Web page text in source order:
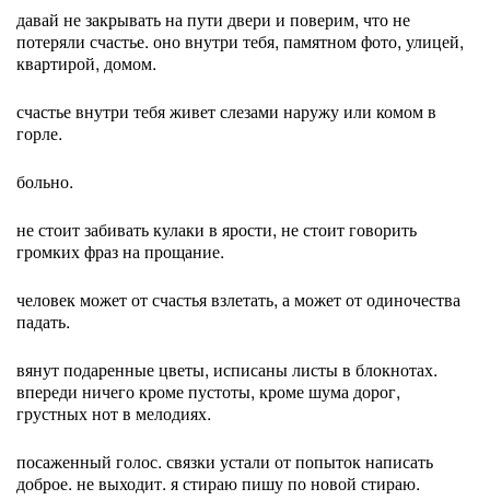
давай не закрывать на пути двери и поверим, что не
потеряли счастье. оно внутри тебя, памятном фото, улицей,
квартирой, домом.
счастье внутри тебя живет слезами наружу или комом в
горле.
больно.
не стоит забивать кулаки в ярости, не стоит говорить
громких фраз на прощание.
человек может от счастья взлетать, а может от одиночества
падать.
вянут подаренные цветы, исписаны листы в блокнотах.
впереди ничего кроме пустоты, кроме шума дорог,
грустных нот в мелодиях.
посаженный голос. связки устали от попыток написать
доброе. не выходит. я стираю пишу по новой стираю.